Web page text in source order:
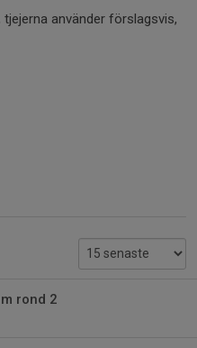
använder förslagsvis,
rond 2